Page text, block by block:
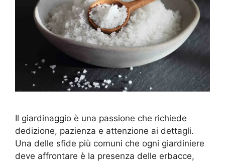
Il giardinaggio è una passione che richiede
dedizione, pazienza e attenzione ai dettagli.
Una delle sfide più comuni che ogni giardiniere
deve affrontare è la presenza delle erbacce,